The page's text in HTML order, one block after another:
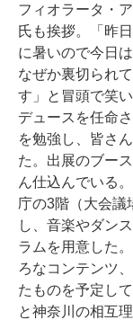
フィオラータ・
氏も挨拶。「昨
に暑いので今日
なぜか裏切られ
す」と冒頭で笑
デュースを任命
を勉強し、皆さ
た。出展のブー
ん仕込んでいる
庁の3階（大会議
し、音楽やダン
ラムを用意した
ろなコンテンツ
たものを予定し
と神奈川の相互